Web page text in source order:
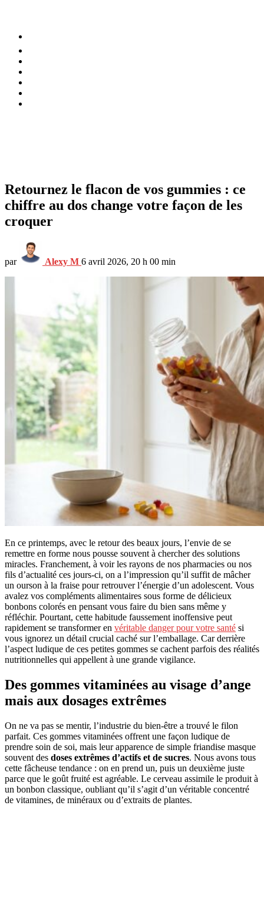
Retournez le flacon de vos gummies : ce
chiffre au dos change votre façon de les
croquer
par Alexy M 6 avril 2026, 20 h 00 min
En ce printemps, avec le retour des beaux jours, l’envie de se
remettre en forme nous pousse souvent à chercher des solutions
miracles. Franchement, à voir les rayons de nos pharmacies ou nos
fils d’actualité ces jours-ci, on a l’impression qu’il suffit de mâcher
un ourson à la fraise pour retrouver l’énergie d’un adolescent. Vous
avalez vos compléments alimentaires sous forme de délicieux
bonbons colorés en pensant vous faire du bien sans même y
réfléchir. Pourtant, cette habitude faussement inoffensive peut
rapidement se transformer en véritable danger pour votre santé si
vous ignorez un détail crucial caché sur l’emballage. Car derrière
l’aspect ludique de ces petites gommes se cachent parfois des réalités
nutritionnelles qui appellent à une grande vigilance.
Des gommes vitaminées au visage d’ange
mais aux dosages extrêmes
On ne va pas se mentir, l’industrie du bien-être a trouvé le filon
parfait. Ces gommes vitaminées offrent une façon ludique de
prendre soin de soi, mais leur apparence de simple friandise masque
souvent des doses extrêmes d’actifs et de sucres. Nous avons tous
cette fâcheuse tendance : on en prend un, puis un deuxième juste
parce que le goût fruité est agréable. Le cerveau assimile le produit à
un bonbon classique, oubliant qu’il s’agit d’un véritable concentré
de vitamines, de minéraux ou d’extraits de plantes.